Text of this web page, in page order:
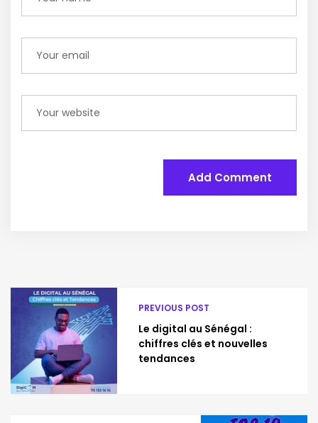
Add Comment
PREVIOUS POST
Le digital au Sénégal :
chiffres clés et nouvelles
tendances